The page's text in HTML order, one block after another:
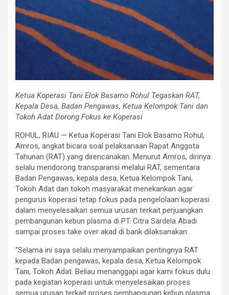
Ketua Koperasi Tani Elok Basamo Rohul Tegaskan RAT,
Kepala Desa, Badan Pengawas, Ketua Kelompok Tani dan
Tokoh Adat Dorong Fokus ke Koperasi
ROHUL, RIAU — Ketua Koperasi Tani Elok Basamo Rohul,
Amros, angkat bicara soal pelaksanaan Rapat Anggota
Tahunan (RAT) yang direncanakan. Menurut Amros, dirinya
selalu mendorong transparansi melalui RAT, sementara
Badan Pengawas, kepala desa, Ketua Kelompok Tani,
Tokoh Adat dan tokoh masyarakat menekankan agar
pengurus koperasi tetap fokus pada pengelolaan koperasi
dalam menyelesaikan semua urusan terkait perjuangkan
pembangunan kebun plasma di PT. Citra Sardela Abadi
sampai proses take over akad di bank dilaksanakan.
“Selama ini saya selalu menyampaikan pentingnya RAT
kepada Badan pengawas, kepala desa, Ketua Kelompok
Tani, Tokoh Adat. Beliau menanggapi agar kami fokus dulu
pada kegiatan koperasi untuk menyelesaikan proses
semua urusan terkait proses pembangunan kebun plasma